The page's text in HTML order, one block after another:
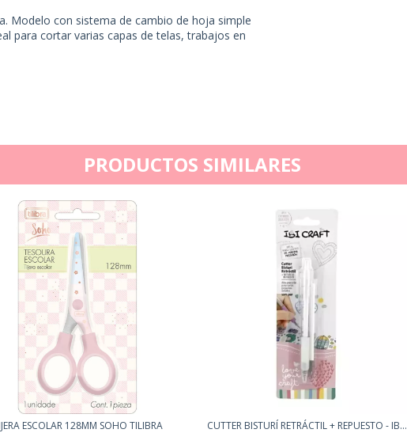
Modelo con sistema de cambio de hoja simple
para cortar varias capas de telas, trabajos en
PRODUCTOS SIMILARES
ESCOLAR 128MM SOHO TILIBRA CUTTER BISTURÍ RETRÁCTIL + REPUESTO - IB...